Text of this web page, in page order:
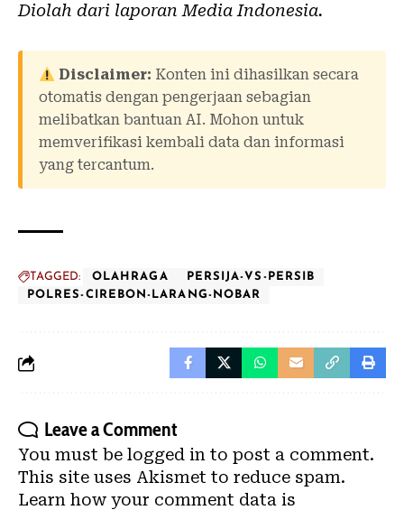
Diolah dari laporan Media Indonesia.
Disclaimer: Konten ini dihasilkan secara
otomatis dengan pengerjaan sebagian
melibatkan bantuan AI. Mohon untuk
memverifikasi kembali data dan informasi
yang tercantum.
TAGGED: OLAHRAGA
PERSIJA-VS-PERSIB
POLRES-CIREBON-LARANG-NOBAR
Leave a Comment
You must be logged in to post a comment.
This site uses Akismet to reduce spam.
Learn how your comment data is